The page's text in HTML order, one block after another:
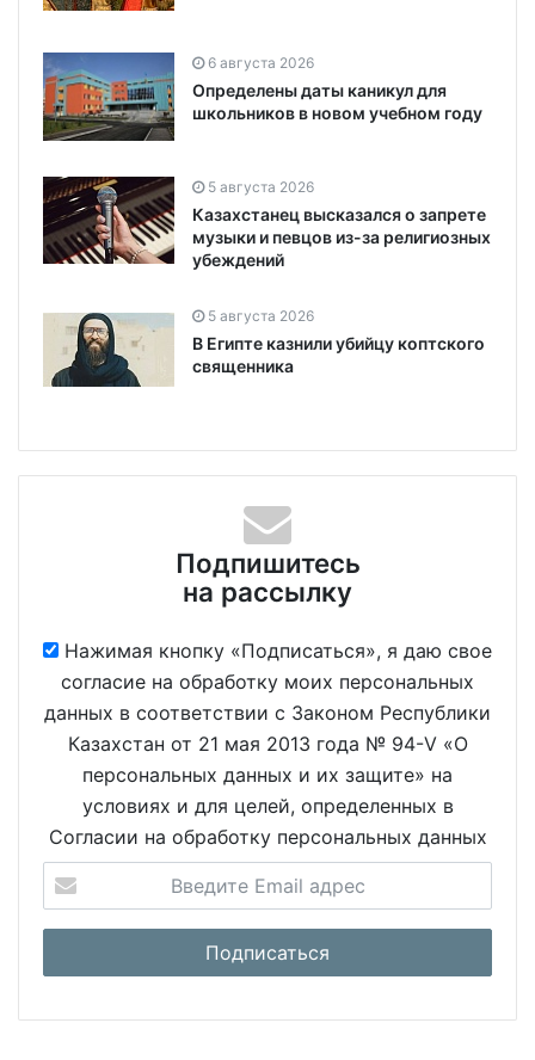
6 августа 2026
Определены даты каникул для
школьников в новом учебном году
5 августа 2026
Казахстанец высказался о запрете
музыки и певцов из-за религиозных
убеждений
5 августа 2026
В Египте казнили убийцу коптского
священника
Подпишитесь
на рассылку
Нажимая кнопку «Подписаться», я даю свое
согласие на обработку моих персональных
данных в соответствии с Законом Республики
Казахстан от 21 мая 2013 года № 94-V «О
персональных данных и их защите» на
условиях и для целей, определенных в
Согласии на обработку персональных данных